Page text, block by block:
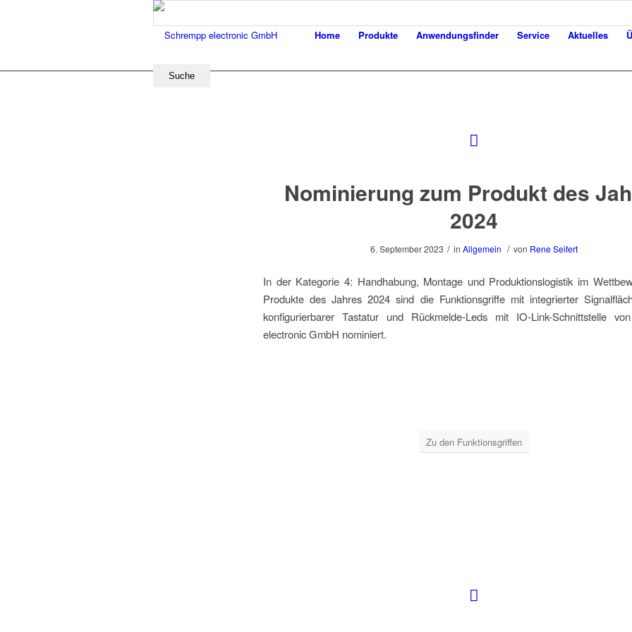
Home Produkte Anwendungsfinder Service Aktuelles
Nominierung zum Produkt des
2024
6. September 2023 / in Allgemein / von Rene Seifert
In der Kategorie 4: Handhabung, Montage und Produktionslogistik im
Produkte des Jahres 2024 sind die Funktionsgriffe mit integrierter
konfigurierbarer Tastatur und Rückmelde-Leds mit IO-Link-Schnittstelle
electronic GmbH nominiert.
Zu den Funktionsgriffen